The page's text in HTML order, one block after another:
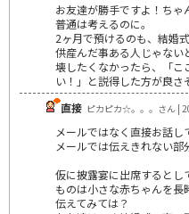
お友達が勝手ですよ！ちゃ
普通は考えるのに。
2ヶ月で預けるのも、結婚
供産んだ事ある人じゃな
壊したくなかったら、「こ
い！」と説得した方が良さ
直接 ピカピカ☆。。。さん |
メールではなく直接お話し
メールでは伝えきれない部
仮に披露宴に出席するとし
ものは小さな赤ちゃんを
伝えてみては？